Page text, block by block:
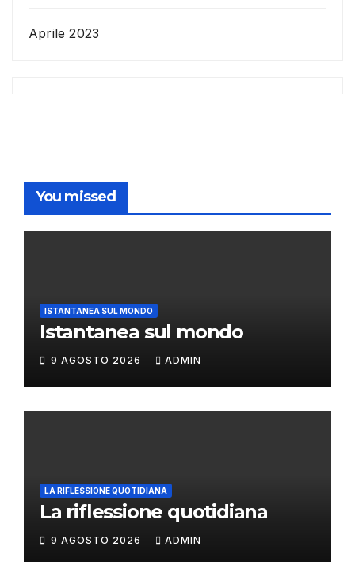
Aprile 2023
You missed
ISTANTANEA SUL MONDO
Istantanea sul mondo
9 AGOSTO 2026 ADMIN
LA RIFLESSIONE QUOTIDIANA
La riflessione quotidiana
9 AGOSTO 2026 ADMIN